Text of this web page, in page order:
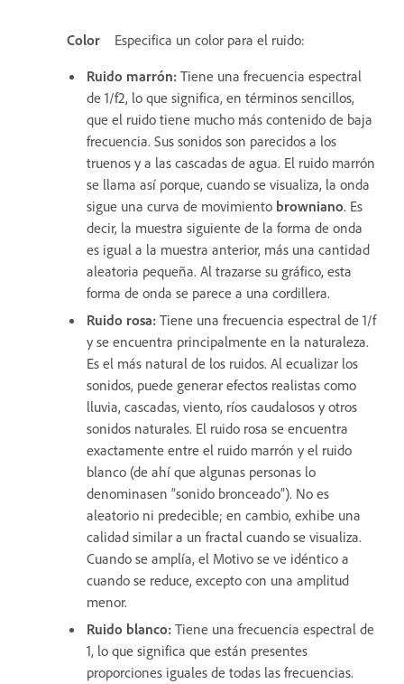
Color
Especifica un color para el ruido:
Ruido marrón: Tiene una frecuencia espectral
de 1/f2, lo que significa, en términos sencillos,
que el ruido tiene mucho más contenido de baja
frecuencia. Sus sonidos son parecidos a los
truenos y a las cascadas de agua. El ruido marrón
se llama así porque, cuando se visualiza, la onda
sigue una curva de movimiento browniano. Es
decir, la muestra siguiente de la forma de onda
es igual a la muestra anterior, más una cantidad
aleatoria pequeña. Al trazarse su gráfico, esta
forma de onda se parece a una cordillera.
Ruido rosa: Tiene una frecuencia espectral de 1/f
y se encuentra principalmente en la naturaleza.
Es el más natural de los ruidos. Al ecualizar los
sonidos, puede generar efectos realistas como
lluvia, cascadas, viento, ríos caudalosos y otros
sonidos naturales. El ruido rosa se encuentra
exactamente entre el ruido marrón y el ruido
blanco (de ahí que algunas personas lo
denominasen “sonido bronceado”). No es
aleatorio ni predecible; en cambio, exhibe una
calidad similar a un fractal cuando se visualiza.
Cuando se amplía, el Motivo se ve idéntico a
cuando se reduce, excepto con una amplitud
menor.
Ruido blanco: Tiene una frecuencia espectral de
1, lo que significa que están presentes
proporciones iguales de todas las frecuencias.